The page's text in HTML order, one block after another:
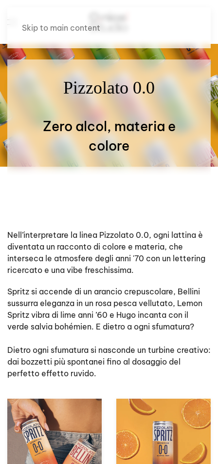
Skip to main content
Pizzolato 0.0
Zero alcol, materia e
colore
Nell’interpretare la linea Pizzolato 0.0, ogni lattina è
diventata un racconto di colore e materia, che
interseca le atmosfere degli anni '70 con un lettering
ricercato e una vibe freschissima.
Spritz si accende di un arancio crepuscolare, Bellini
sussurra eleganza in un rosa pesca vellutato, Lemon
Spritz vibra di lime anni ’60 e Hugo incanta con il
verde salvia bohémien. E dietro a ogni sfumatura?
Dietro ogni sfumatura si nasconde un turbine creativo:
dai bozzetti più spontanei fino al dosaggio del
perfetto effetto ruvido.
zoom + zoom +